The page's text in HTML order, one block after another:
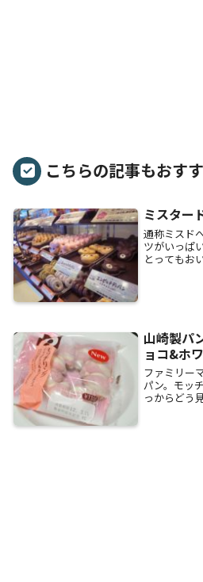
こちらの記事もおす
ミスター
通称ミスド
ツがいっぱ
とってもお
山崎製パ
ョコ&ホ
ファミリー
パン。モッ
っからどう